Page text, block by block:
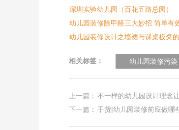
深圳实验幼儿园（百花五路总园）
幼儿园装修除甲醛三大妙招 简单有
幼儿园装修设计之墙裙与课桌板凳
相关标签： 幼儿园装修污染
上一篇： 不一样的幼儿园设计理念
下一篇： 干货|幼儿园装修前应做哪